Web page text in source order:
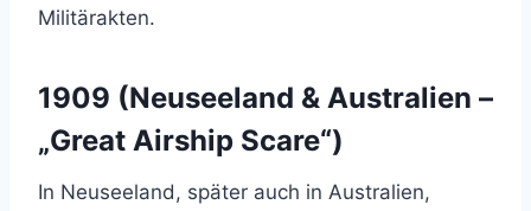
Militärakten.
1909 (Neuseeland & Australien –
„Great Airship Scare“)
In Neuseeland, später auch in Australien,